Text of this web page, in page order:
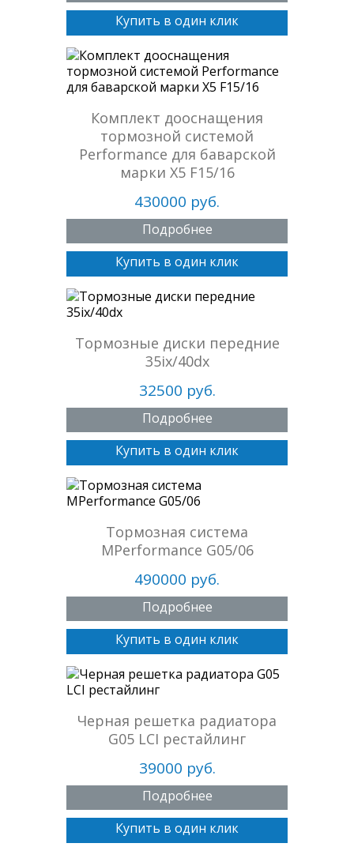
Купить в один клик
Комплект дооснащения
тормозной системой
Performance для баварской
марки X5 F15/16
430000 руб.
Подробнее
Купить в один клик
Тормозные диски передние
35ix/40dx
32500 руб.
Подробнее
Купить в один клик
Тормозная система
MPerformance G05/06
490000 руб.
Подробнее
Купить в один клик
Черная решетка радиатора
G05 LCI рестайлинг
39000 руб.
Подробнее
Купить в один клик